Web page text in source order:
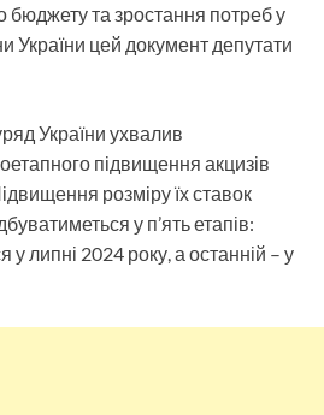
бюджету та зростання потреб у
України цей документ депутати
України ухвалив
підвищення акцизів
розміру їх ставок
у п’ять етапів:
липні 2024 року, а останній – у